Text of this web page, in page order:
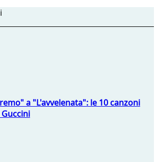
a "L'avvelenata": le 10 canzoni